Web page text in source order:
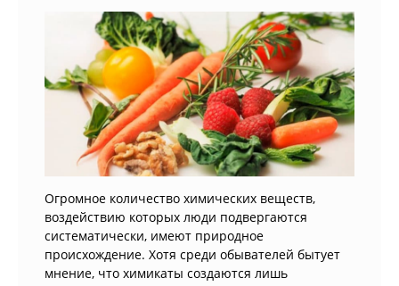
Огромное количество химических веществ,
воздействию которых люди подвергаются
систематически, имеют природное
происхождение. Хотя среди обывателей бытует
мнение, что химикаты создаются лишь